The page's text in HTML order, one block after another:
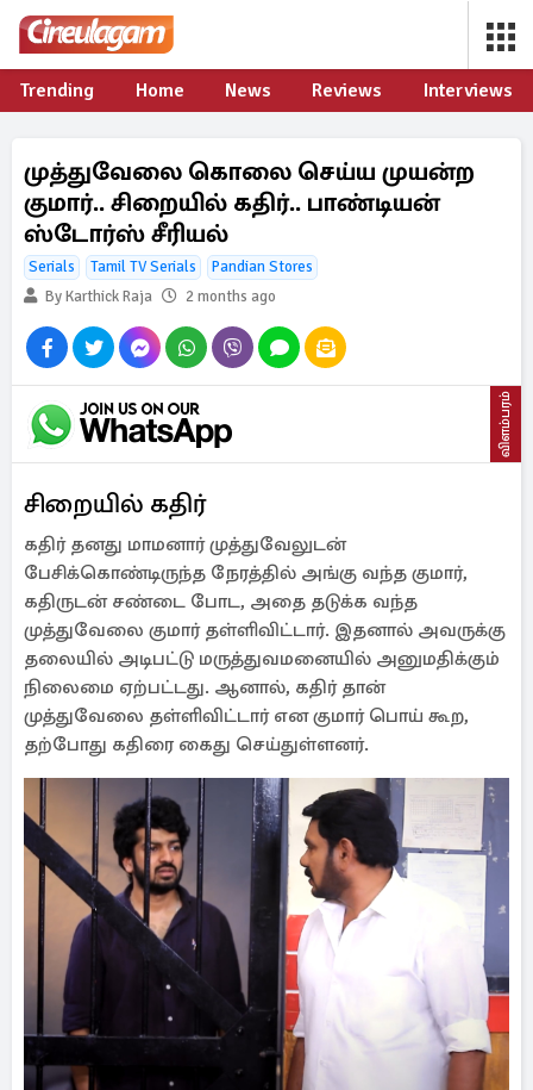
Trending Home News Reviews Interviews
முத்துவேலை கொலை செய்ய முயன்ற
குமார்.. சிறையில் கதிர்.. பாண்டியன்
ஸ்டோர்ஸ் சீரியல்
Serials Tamil TV Serials
Pandian Stores
By Karthick Raja
2 months ago
விளம்பரம்
சிறையில் கதிர்
கதிர் தனது மாமனார் முத்துவேலுடன்
பேசிக்கொண்டிருந்த நேரத்தில் அங்கு வந்த குமார்,
கதிருடன் சண்டை போட, அதை தடுக்க வந்த
முத்துவேலை குமார் தள்ளிவிட்டார். இதனால் அவருக்கு
தலையில் அடிபட்டு மருத்துவமனையில் அனுமதிக்கும்
நிலைமை ஏற்பட்டது. ஆனால், கதிர் தான்
முத்துவேலை தள்ளிவிட்டார் என குமார் பொய் கூற,
தற்போது கதிரை கைது செய்துள்ளனர்.